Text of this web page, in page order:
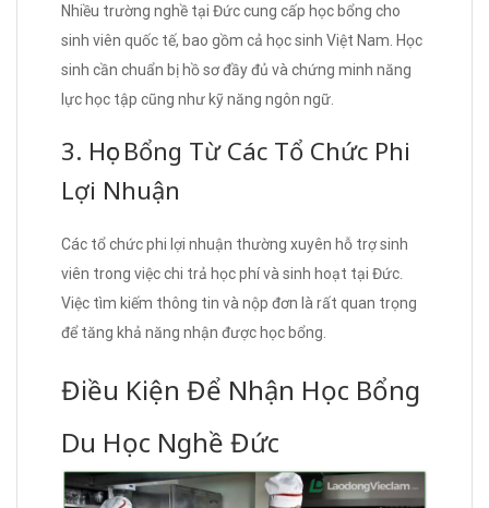
Nhiều trường nghề tại Đức cung cấp học bổng cho
sinh viên quốc tế, bao gồm cả học sinh Việt Nam. Học
sinh cần chuẩn bị hồ sơ đầy đủ và chứng minh năng
lực học tập cũng như kỹ năng ngôn ngữ.
3. Học Bổng Từ Các Tổ Chức Phi
Lợi Nhuận
Các tổ chức phi lợi nhuận thường xuyên hỗ trợ sinh
viên trong việc chi trả học phí và sinh hoạt tại Đức.
Việc tìm kiếm thông tin và nộp đơn là rất quan trọng
để tăng khả năng nhận được học bổng.
Điều Kiện Để Nhận Học Bổng
Du Học Nghề Đức